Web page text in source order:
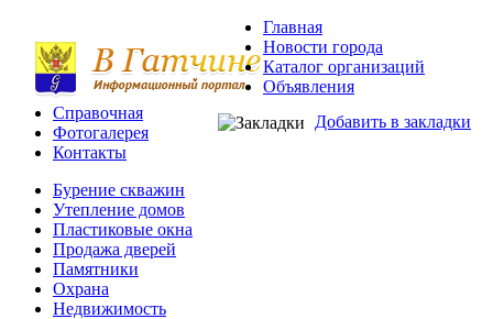
Добавить в закладки
Главная
Новости города
Каталог организаций
Объявления
Справочная
Фотогалерея
Контакты
Бурение скважин
Утепление домов
Пластиковые окна
Продажа дверей
Памятники
Охрана
Недвижимость